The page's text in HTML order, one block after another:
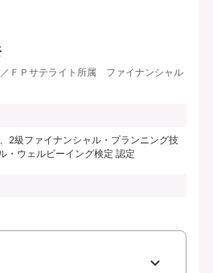
ＦＰサテライト所属 ファイナンシャル
2級ファイナンシャル・プランニング技
ウェルビーイング検定 認定